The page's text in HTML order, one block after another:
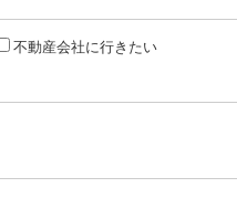
不動産会社に行きたい